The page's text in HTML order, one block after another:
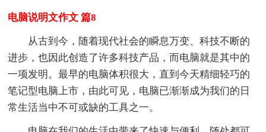
电脑说明文作文 篇8
从古到今，随着现代社会的瞬息万变、科技不断的
进步，也因此创造了许多科技产品，而电脑就是其中的
一项发明。最早的电脑体积很大，直到今天精细轻巧的
笔记型电脑上市，由此可见，电脑已渐渐成为我们的日
常生活当中不可或缺的工具之一。